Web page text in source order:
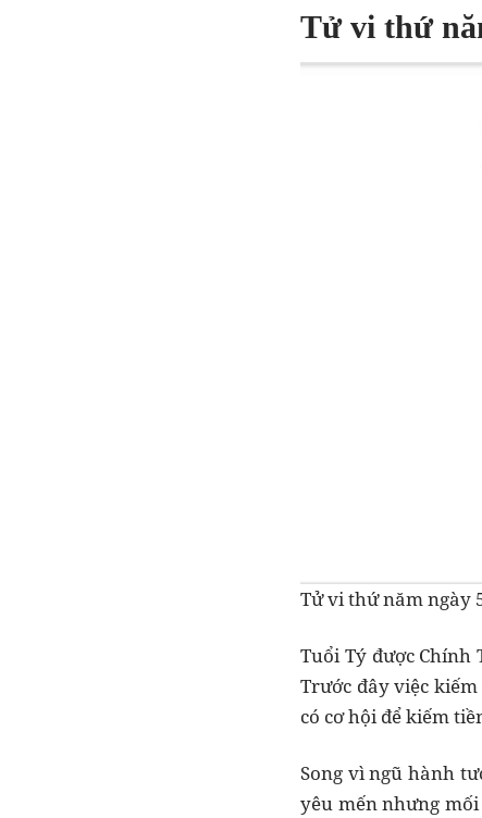
Tử vi thứ
Tử vi thứ năm ngày
Tuổi Tý được Chính
Trước đây việc
có cơ hội để kiếm
Song vì ngũ hành
yêu mến nhưng